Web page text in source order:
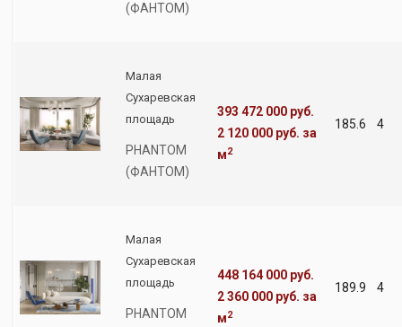
(ФАНТОМ)
Малая
Сухаревская
площадь
PHANTOM
(ФАНТОМ)
393 472 000 руб.
2 120 000 руб. за
м2
185.6 4
Малая
Сухаревская
площадь
PHANTOM
448 164 000 руб.
2 360 000 руб. за
м2
189.9 4